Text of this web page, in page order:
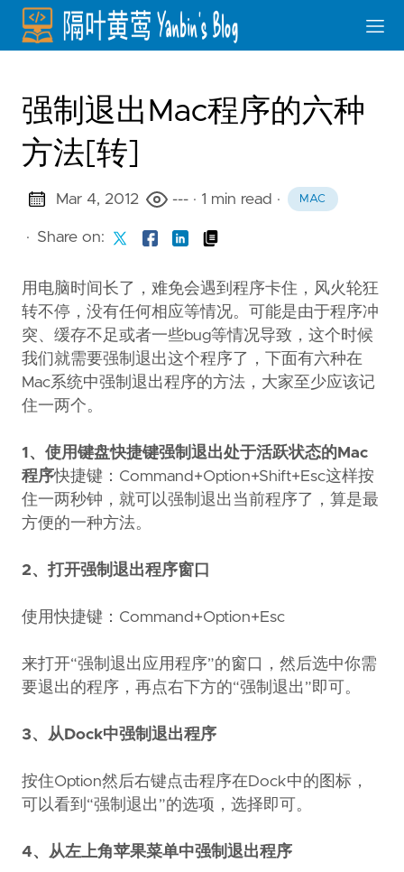
强制退出Mac程序的六种
方法[转]
Mar 4, 2012 --- · 1 min read · MAC
· Share on:
用电脑时间长了，难免会遇到程序卡住，风火轮狂
转不停，没有任何相应等情况。可能是由于程序冲
突、缓存不足或者一些bug等情况导致，这个时候
我们就需要强制退出这个程序了，下面有六种在
Mac系统中强制退出程序的方法，大家至少应该记
住一两个。
1、使用键盘快捷键强制退出处于活跃状态的Mac
程序快捷键：Command+Option+Shift+Esc这样按
住一两秒钟，就可以强制退出当前程序了，算是最
方便的一种方法。
2、打开强制退出程序窗口
使用快捷键：Command+Option+Esc
来打开“强制退出应用程序”的窗口，然后选中你需
要退出的程序，再点右下方的“强制退出”即可。
3、从Dock中强制退出程序
按住Option然后右键点击程序在Dock中的图标，
可以看到“强制退出”的选项，选择即可。
4、从左上角苹果菜单中强制退出程序